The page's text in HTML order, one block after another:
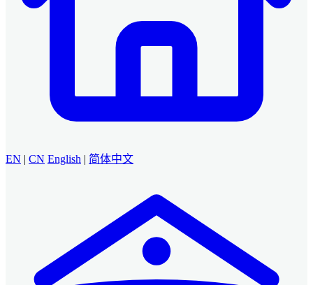
EN | CN English | 简体中文